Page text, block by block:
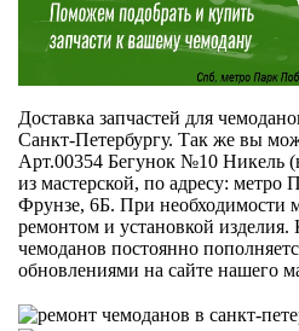
Доставка запчастей для
Санкт-Петербургу. Так же вы
Арт.00354 Бегунок №10 Никель
из мастерской, по адресу: метро
Фрунзе, 6Б. При необходимости
ремонтом и установкой изделия.
чемоданов постоянно
обновлениями на сайте нашего